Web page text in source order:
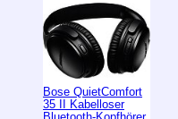
Bose QuietComfort
35 II Kabelloser